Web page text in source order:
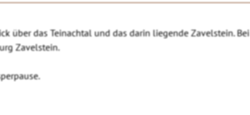
über das Teinachtal und das darin liegende Zavelstein. Bei
Zavelstein.